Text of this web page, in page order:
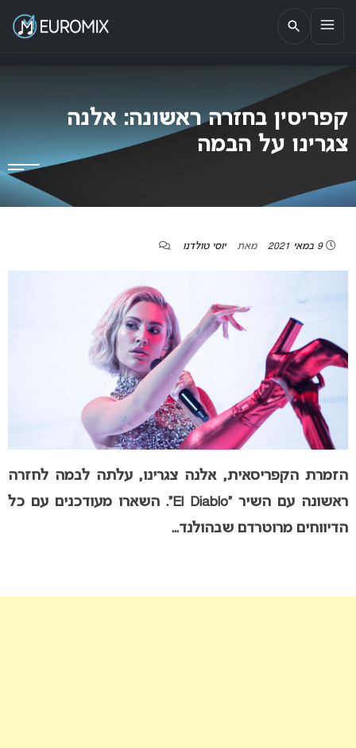
EUROMIX
אתר הבית של האירוויזיון בישראל
קפריסין בחזרה ראשונה: אלנה
צגרינו על הבמה
9 במאי 2021 מאת יוסי טולדנו
הזמרת הקפריסאית, אלנה צגרינו, עלתה לבמה לחזרה
ראשונה עם השיר “El Diablo”. השארו מעודכנים עם כל
הדיווחים מרוטרדם שבהולנד...